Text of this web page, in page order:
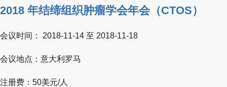
2018 年结缔组织肿瘤学会年会（CTOS）
会议时间： 2018-11-14 至 2018-11-18
会议地点：意大利罗马
注册费：50美元/人